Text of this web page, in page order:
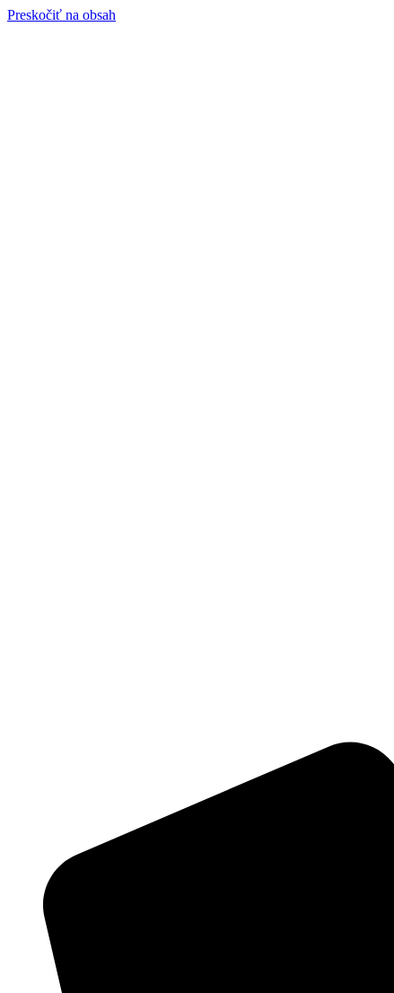
Preskočiť na obsah